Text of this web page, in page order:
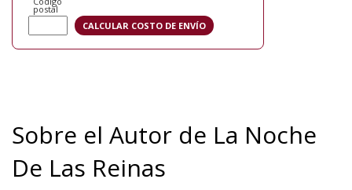
postal
Sobre el Autor de La Noche
De Las Reinas